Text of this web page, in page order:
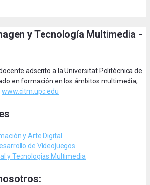
y Tecnología Multimedia -
adscrito a la Universitat Politècnica de
en formación en los ámbitos multimedia,
www.citm.upc.edu
y Arte Digital
de Videojuegos
y Tecnologias Multimedia